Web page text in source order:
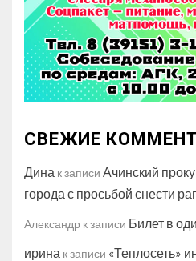
СВЕЖИЕ
Дина к записи Ачинский
города с просьбой снести
Александр к записи Билет в
ирина к записи «Теплосеть»